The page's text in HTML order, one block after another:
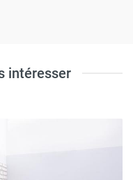
intéresser